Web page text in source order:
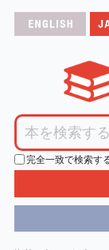
完全一致で検索す